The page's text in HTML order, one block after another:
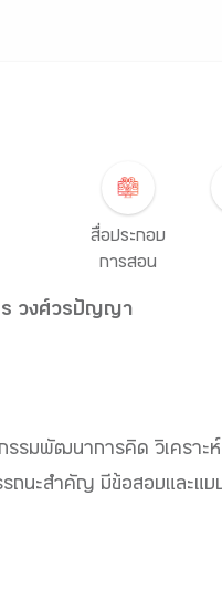
สื่อประกอบ
การสอน
ร วงศ์วรปัญญา
รมพัฒนาการคิด วิเคราะห์
ถนะสำคัญ มีข้อสอบและแบ